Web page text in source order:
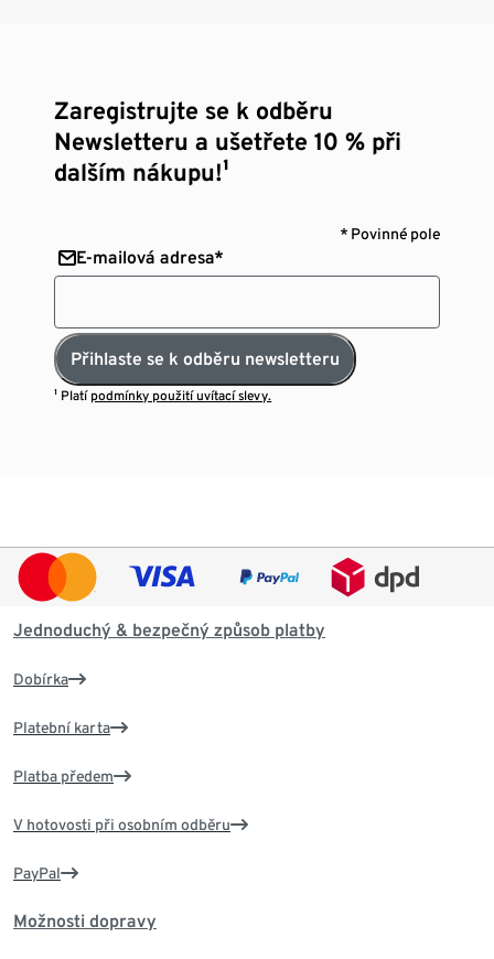
Zaregistrujte se k odběru
Newsletteru a ušetřete 10 % při
dalším nákupu!¹
* Povinné pole
E-mailová adresa*
Přihlaste se k odběru newsletteru
¹ Platí podmínky použití uvítací slevy.
Jednoduchý & bezpečný způsob platby
Dobírka
Platební karta
Platba předem
V hotovosti při osobním odběru
PayPal
Možnosti dopravy